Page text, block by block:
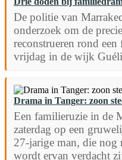
De politie van
onderzoek om de
reconstrueren rond
vrijdag in de wijk
Drama in Tanger: zoon
Een familieruzie in de
zaterdag op een
27-jarige man, die nog
wordt ervan verdacht